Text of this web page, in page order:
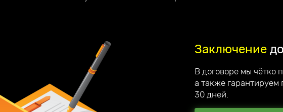
Заключение
В договоре мы чётко
а также гарантируем
30 дней.